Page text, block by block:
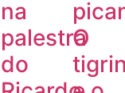
na
palestra
do
O